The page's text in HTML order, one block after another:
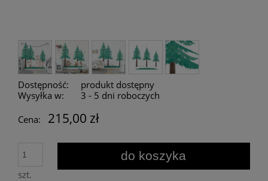
Dostępność:
produkt dostępny
Wysyłka w:
3 - 5 dni roboczych
Cena:
215,00 zł
szt.
do koszyka